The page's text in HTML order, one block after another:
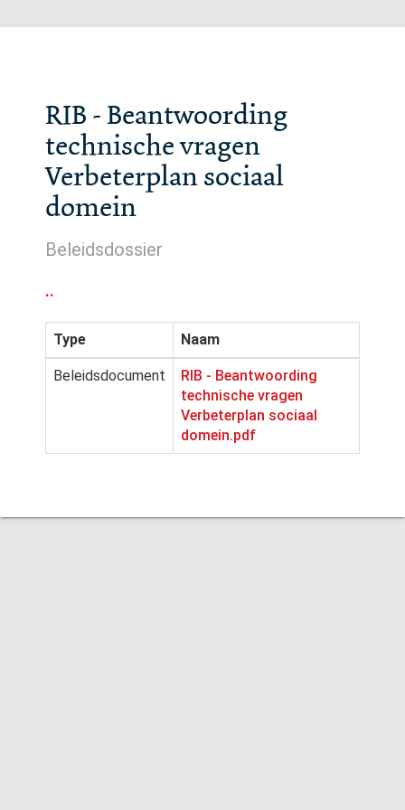
RIB - Beantwoording
technische vragen
Verbeterplan sociaal
domein
Beleidsdossier
..
Type Naam
Beleidsdocument
RIB - Beantwoording
technische vragen
Verbeterplan sociaal
domein.pdf